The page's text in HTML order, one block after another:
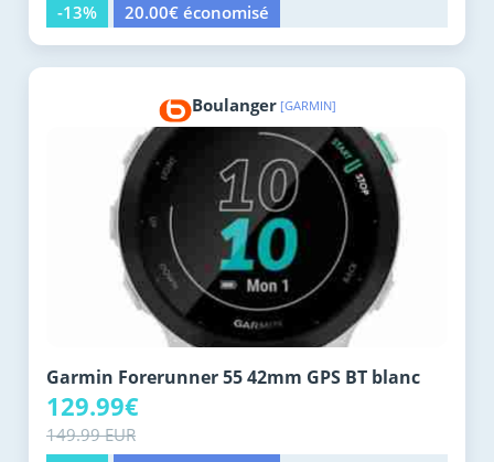
-13%
20.00€ économisé
Boulanger [GARMIN]
Garmin Forerunner 55 42mm GPS BT blanc
129.99€
149.99 EUR